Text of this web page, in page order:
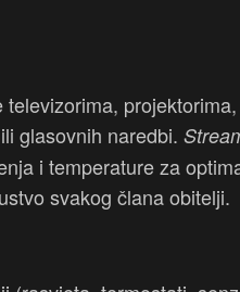
glasovnih naredbi.
i temperature za
svakog člana obitelji.